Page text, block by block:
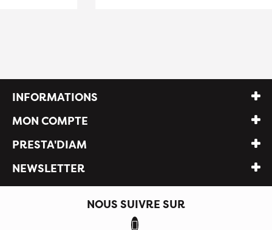
INFORMATIONS
MON COMPTE
PRESTA'DIAM
NEWSLETTER
NOUS SUIVRE SUR